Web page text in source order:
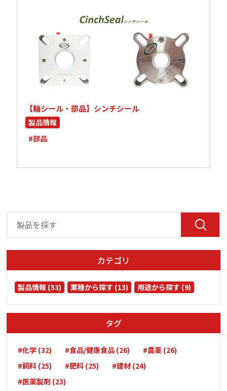
【軸シール・部品】シンチシール
製品情報
#部品
カテゴリ
製品情報 (53) 業種から探す (13) 用途から探す (9)
タグ
#化学 (32) #食品/健康食品 (26)
#農薬 (26)
#飼料 (25)
#肥料 (25)
#建材 (24)
#医薬製剤 (23)